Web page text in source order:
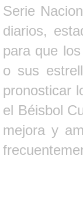
Serie
diarios,
para que
o sus
pronosticar
el Béisbol
mejora y